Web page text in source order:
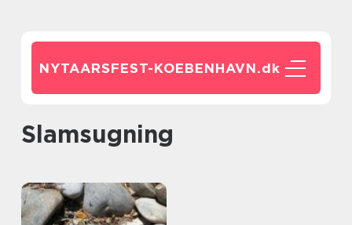
NYTAARSFEST-KOEBENHAVN.dk
slamsugning